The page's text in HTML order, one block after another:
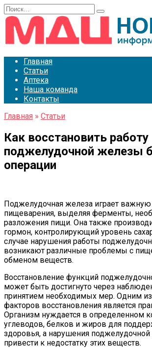
Перейти
к
содержанию
Search
for:
Главная
Статьи
Аптека
Наша команда
Контакты
Главная » Статьи
Как восстановить работу
поджелудочной железы
операции
Поджелудочная железа играет
пищеварения, выделяя ферменты,
разложения пищи. Она также
гормон, контролирующий уровень
случае нарушения работы
возникают различные проблемы с
обменом веществ.
Восстановление функций
может быть достигнуто через
принятием необходимых мер. Одним
факторов восстановления является
Организм нуждается в определенном
углеводов, белков и жиров для
здоровья, а нарушения
привести к недостатку этих веществ.